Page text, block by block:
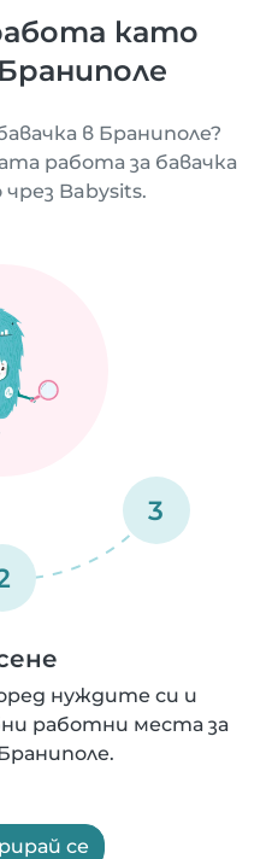
като
в Браниполе?
работа за бавачка
чрез Babysits.
3
нуждите си и
работни места за
се